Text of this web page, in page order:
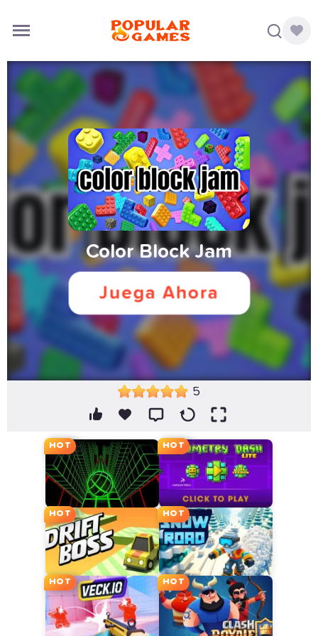
5
HOT HOT
HOT HOT
HOT HOT